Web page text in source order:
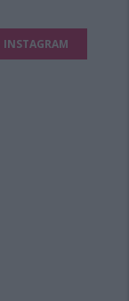
INSTAGRAM